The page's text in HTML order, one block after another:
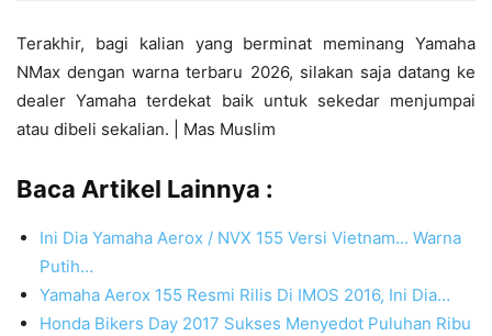
Terakhir, bagi kalian yang berminat meminang Yamaha
NMax dengan warna terbaru 2026, silakan saja datang ke
dealer Yamaha terdekat baik untuk sekedar menjumpai
atau dibeli sekalian. | Mas Muslim
Baca Artikel Lainnya :
Ini Dia Yamaha Aerox / NVX 155 Versi Vietnam... Warna
Putih…
Yamaha Aerox 155 Resmi Rilis Di IMOS 2016, Ini Dia…
Honda Bikers Day 2017 Sukses Menyedot Puluhan Ribu